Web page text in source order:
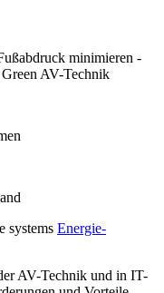
minimieren -
AV-Technik
Energie-
AV-Technik und in IT-